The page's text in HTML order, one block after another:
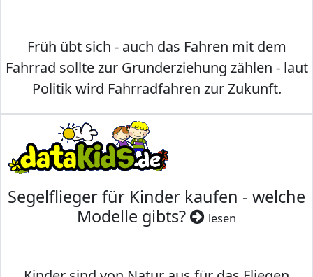
Früh übt sich - auch das Fahren mit dem
Fahrrad sollte zur Grunderziehung zählen - laut
Politik wird Fahrradfahren zur Zukunft.
Segelflieger für Kinder kaufen - welche
Modelle gibts?
lesen